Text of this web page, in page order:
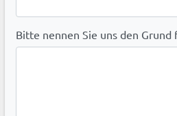
Bitte nennen Sie uns den Grund